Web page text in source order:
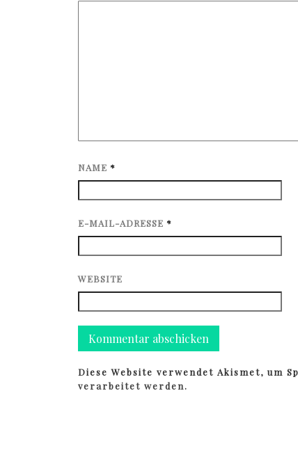
NAME *
E-MAIL-ADRESSE *
WEBSITE
Diese Website verwendet Akismet, um
verarbeitet werden.